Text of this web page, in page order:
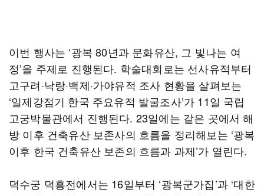
이번 행사는 ‘광복 80년과 문화유산, 그 빛나는 여
정’을 주제로 진행된다. 학술대회로는 선사유적부터
고구려·낙랑·백제·가야유적 조사 현황을 살펴보는
‘일제강점기 한국 주요유적 발굴조사’가 11일 국립
고궁박물관에서 진행된다. 23일에는 같은 곳에서 해
방 이후 건축유산 보존사의 흐름을 정리해보는 ‘광복
이후 한국 건축유산 보존의 흐름과 과제’가 열린다.
덕수궁 덕흥전에서는 16일부터 ‘광복군가집’과 ‘대한